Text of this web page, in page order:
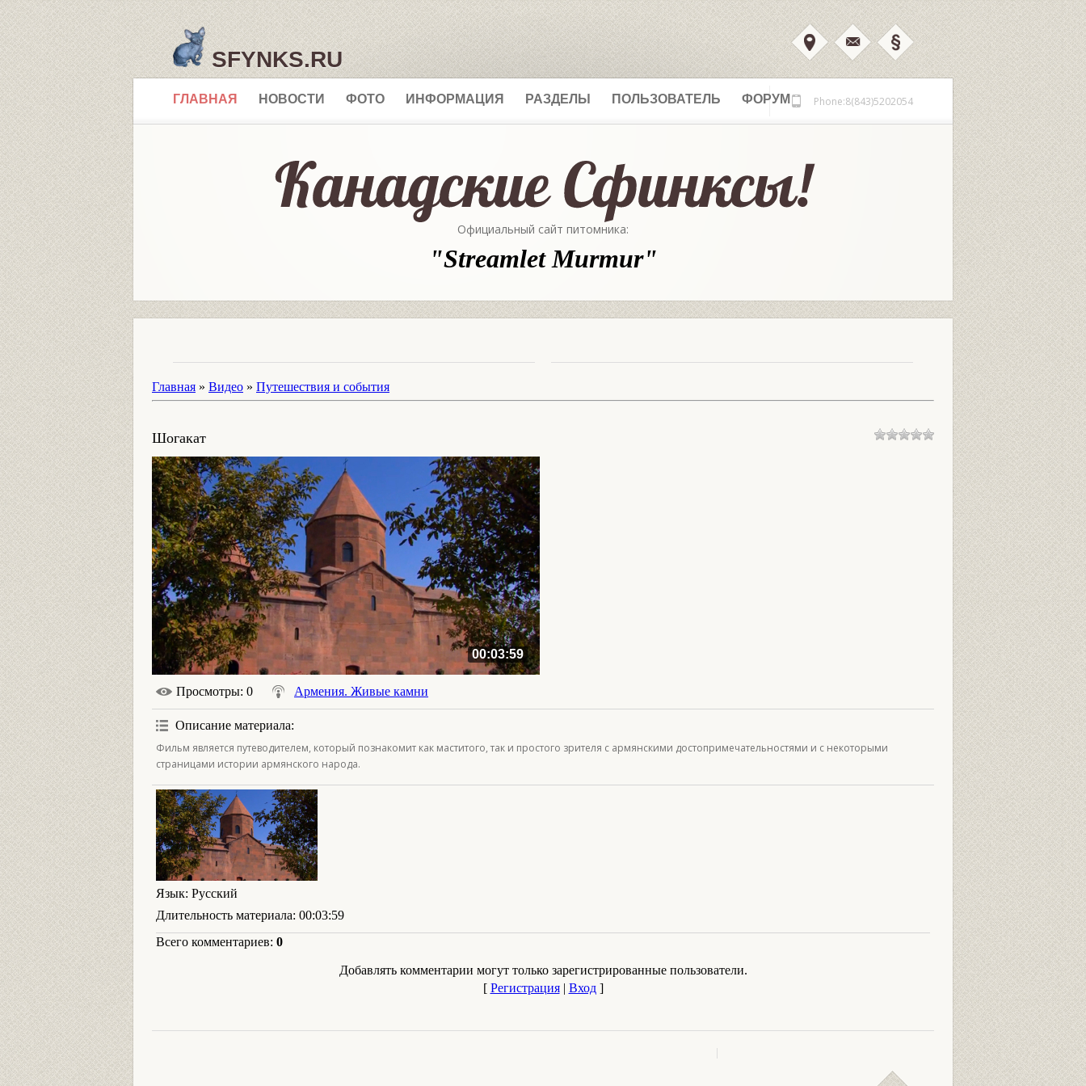
SFYNKS.RU
ГЛАВНАЯ НОВОСТИ ФОТО ИНФОРМАЦИЯ РАЗДЕЛЫ ПОЛЬЗОВАТЕЛЬ ФОРУМ Phone:8(843)5202054
Официальный сайт питомника:
"Streamlet Murmur"
Главная » Видео » Путешествия и события
Шогакат
00:03:59
Просмотры: 0 Армения. Живые камни
Описание материала:
Фильм является путеводителем, который познакомит как маститого, так и простого зрителя с армянскими достопримечательностями и с некоторыми
страницами истории армянского народа.
Язык: Русский
Длительность материала: 00:03:59
Всего комментариев: 0
Добавлять комментарии могут только зарегистрированные пользователи.
[ Регистрация| Вход]